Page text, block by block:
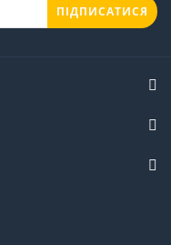
ПІДПИСАТИСЯ